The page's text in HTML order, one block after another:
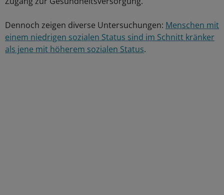
Dennoch zeigen diverse Untersuchungen: Menschen mit
einem niedrigen sozialen Status sind im Schnitt kränker
als jene mit höherem sozialen Status.